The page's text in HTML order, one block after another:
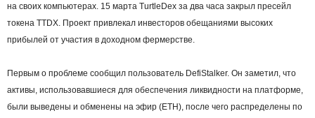
на своих компьютерах. 15 марта TurtleDex за два часа закрыл пресейл
токена TTDX. Проект привлекал инвесторов обещаниями высоких
прибылей от участия в доходном фермерстве.
Первым о проблеме сообщил пользователь DefiStalker. Он заметил, что
активы, использовавшиеся для обеспечения ликвидности на платформе,
были выведены и обменены на эфир (ETH), после чего распределены по